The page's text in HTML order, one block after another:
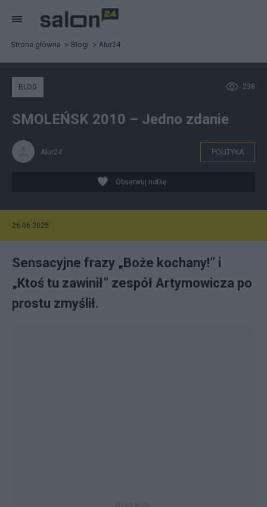
Strona główna Blogi Alur24
238
BLOG
SMOLEŃSK 2010 – Jedno zdanie
Alur24 POLITYKA
Obserwuj notkę
26.06.2025
Sensacyjne frazy „Boże kochany!” i
„Ktoś tu zawinił” zespół Artymowicza po
prostu zmyślił.